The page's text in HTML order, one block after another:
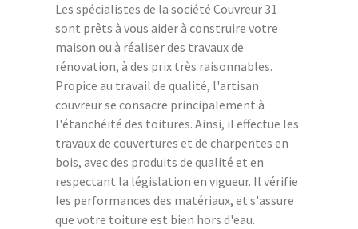
Les spécialistes de la société Couvreur 31
sont prêts à vous aider à construire votre
maison ou à réaliser des travaux de
rénovation, à des prix très raisonnables.
Propice au travail de qualité, l'artisan
couvreur se consacre principalement à
l'étanchéité des toitures. Ainsi, il effectue les
travaux de couvertures et de charpentes en
bois, avec des produits de qualité et en
respectant la législation en vigueur. Il vérifie
les performances des matériaux, et s'assure
que votre toiture est bien hors d'eau.